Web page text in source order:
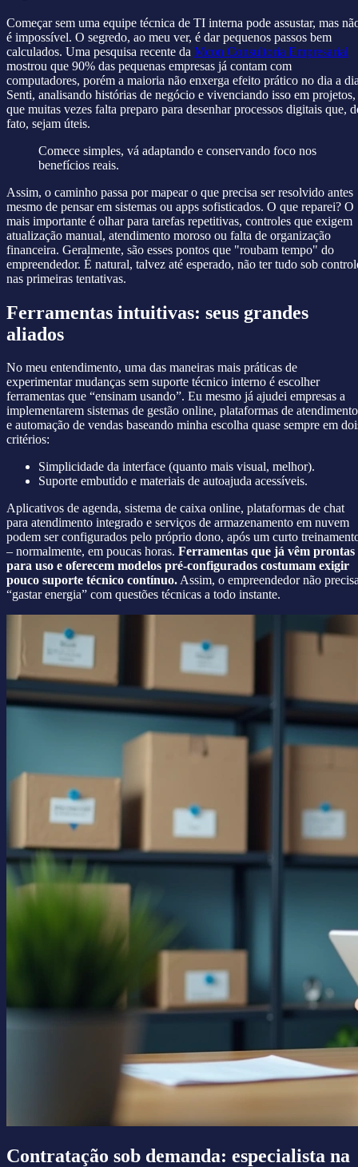
Começar sem uma equipe técnica de TI interna pode assustar, mas
é impossível. O segredo, ao meu ver, é dar pequenos passos bem
calculados. Uma pesquisa recente da Mcon Consultoria Empresarial
mostrou que 90% das pequenas empresas já contam com
computadores, porém a maioria não enxerga efeito prático no dia a
Senti, analisando histórias de negócio e vivenciando isso em projetos,
que muitas vezes falta preparo para desenhar processos digitais que,
fato, sejam úteis.
Comece simples, vá adaptando e conservando foco nos
benefícios reais.
Assim, o caminho passa por mapear o que precisa ser resolvido antes
mesmo de pensar em sistemas ou apps sofisticados. O que reparei? O
mais importante é olhar para tarefas repetitivas, controles que exigem
atualização manual, atendimento moroso ou falta de organização
financeira. Geralmente, são esses pontos que "roubam tempo" do
empreendedor. É natural, talvez até esperado, não ter tudo sob
nas primeiras tentativas.
Ferramentas intuitivas: seus grandes
aliados
No meu entendimento, uma das maneiras mais práticas de
experimentar mudanças sem suporte técnico interno é escolher
ferramentas que “ensinam usando”. Eu mesmo já ajudei empresas a
implementarem sistemas de gestão online, plataformas de atendimento
e automação de vendas baseando minha escolha quase sempre em
critérios:
Simplicidade da interface (quanto mais visual, melhor).
Suporte embutido e materiais de autoajuda acessíveis.
Aplicativos de agenda, sistema de caixa online, plataformas de chat
para atendimento integrado e serviços de armazenamento em nuvem
podem ser configurados pelo próprio dono, após um curto
– normalmente, em poucas horas. Ferramentas que já vêm prontas
para uso e oferecem modelos pré-configurados costumam exigir
pouco suporte técnico contínuo.Assim, o empreendedor não
“gastar energia” com questões técnicas a todo instante.
Contratação sob demanda: especialista na